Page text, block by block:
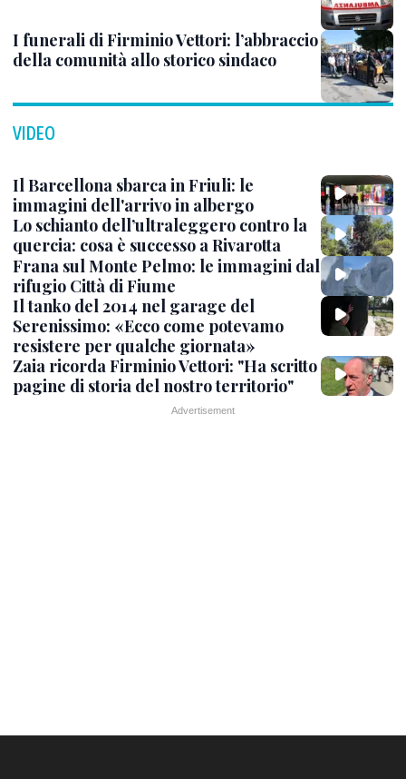
I funerali di Firminio Vettori: l’abbraccio
della comunità allo storico sindaco
VIDEO
Il Barcellona sbarca in Friuli: le
immagini dell'arrivo in albergo
Lo schianto dell’ultraleggero contro la
quercia: cosa è successo a Rivarotta
Frana sul Monte Pelmo: le immagini dal
rifugio Città di Fiume
Il tanko del 2014 nel garage del
Serenissimo: «Ecco come potevamo
resistere per qualche giornata»
Zaia ricorda Firminio Vettori: "Ha scritto
pagine di storia del nostro territorio"